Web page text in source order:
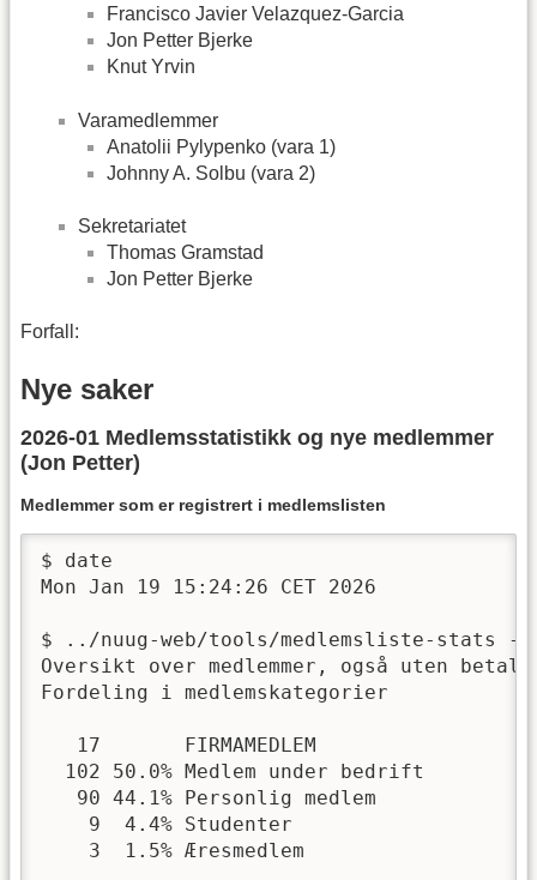
Francisco Javier Velazquez-Garcia
Jon Petter Bjerke
Knut Yrvin
Varamedlemmer
Anatolii Pylypenko (vara 1)
Johnny A. Solbu (vara 2)
Sekretariatet
Thomas Gramstad
Jon Petter Bjerke
Forfall:
Nye saker
2026-01 Medlemsstatistikk og nye medlemmer
(Jon Petter)
Medlemmer som er registrert i medlemslisten
$ date
Mon Jan 19 15:24:26 CET 2026
$ ../nuug-web/tools/medlemsliste-stats -f
Oversikt over medlemmer, også uten
Fordeling i medlemskategorier
   17       FIRMAMEDLEM
  102 50.0% Medlem under bedrift
   90 44.1% Personlig medlem
    9  4.4% Studenter
    3  1.5% Æresmedlem